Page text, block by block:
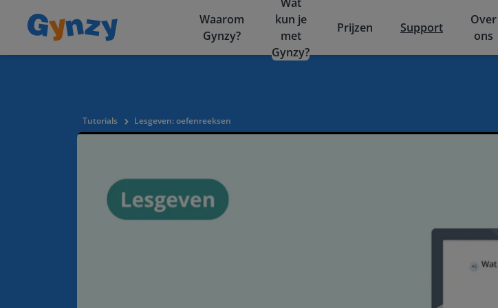
Waarom
Gynzy?
kun je
met
Gynzy?
Prijzen Support
Over
ons
Tutorials Lesgeven: oefenreeksen